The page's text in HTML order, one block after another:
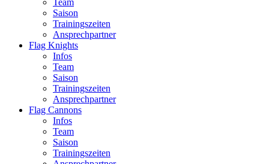
Saison
Trainingszeiten
Ansprechpartner
Flag Knights
Infos
Team
Saison
Trainingszeiten
Ansprechpartner
Flag Cannons
Infos
Team
Saison
Trainingszeiten